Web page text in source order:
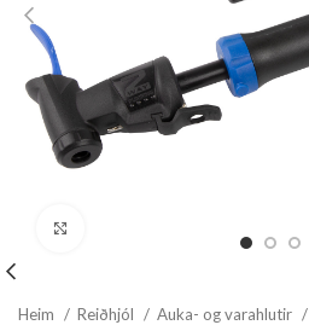
Heim Reiðhjól Auka- og varahlutir